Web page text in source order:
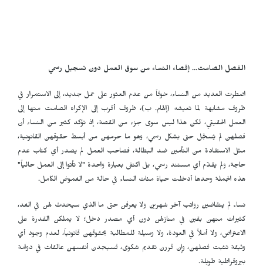
الفصل الصامت... إقصاء النساء من سوق العمل دون تسجيل رسمي
اضطرت العديد من النساء، خوفاً من عدم العثور على عمل جديد، إلى الاستمرار في
ظروف مشابهة لما تعيشه (إلهام. ب)، ظروف أقرب إلى الإكراه الصامت منها إلى
العمل الحقيقي، لكن هذا ليس سوى جزء من القصة، إذ تؤكد كثير من النساء أن
فصلهن لم يُسجَّل حتى بشكل رسمي، وهو ما حرمهن من أبسط حقوقهن القانونية،
مثل الاستفادة من التأمين ضد البطالة، فصاحب العمل لم يصدر أي كتاب عدم
حاجة، ولم يقدّم أي مستند رسمي، بل اكتفى بعبارة واحدة "لا تأتوا إلى العمل حالياً"
هذه الجملة وحدها أدخلت حياة مئات النساء في حالة من الغموض الكامل.
نساء لم يتقاضين رواتب آخر شهرين ولا يعرفن حتى ما الذي سيحدث لهن في الغد،
كثيرات منهن بقين في منازلهن دون أي مصدر دخل؛ لا يملكن القدرة على
الاعتراض، ولا أملاً في العودة، ولا وسيلة للمطالبة بحقوقهن قانونياً، لعدم وجود أي
وثيقة تثبت فصلهن، وإن قررن تقديم شكوى، فسيجدن أنفسهن عالقات في دوامة
بيروقراطية طويلة.